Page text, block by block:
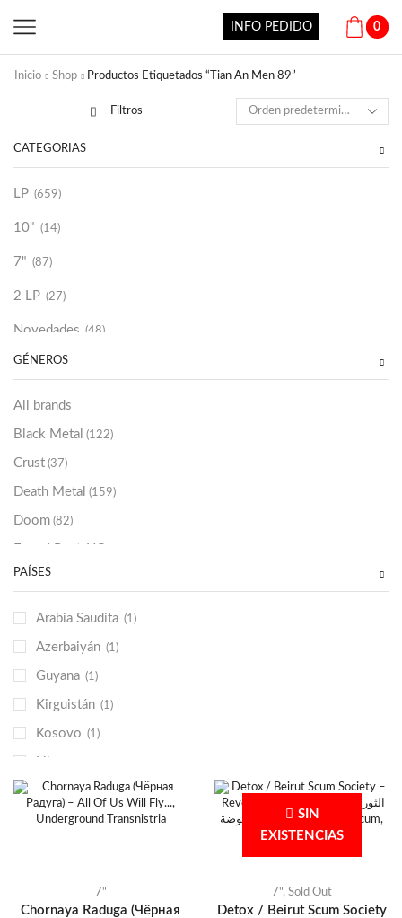
INFO PEDIDO 0
Inicio Shop Productos Etiquetados “Tian An Men 89”
Filtros
CATEGORÍAS
LP (659)
10" (14)
7" (87)
2 LP (27)
Novedades (48)
Vinilako (34)
Sold Out
GÉNEROS
All brands
Black Metal (122)
Crust (37)
Death Metal (159)
Doom (82)
Grindcore
Sludge
Stoner (22)
PAÍSES
Arabia Saudita (1)
Azerbaiyán (1)
Guyana (1)
Kirguistán (1)
Kosovo (1)
Libano
Madagascar (1)
Marruecos (1)
Siria (1)
7"
Chornaya Raduga (Чёрная
SIN
EXISTENCIAS
7", Sold Out
Detox / Beirut Scum Society